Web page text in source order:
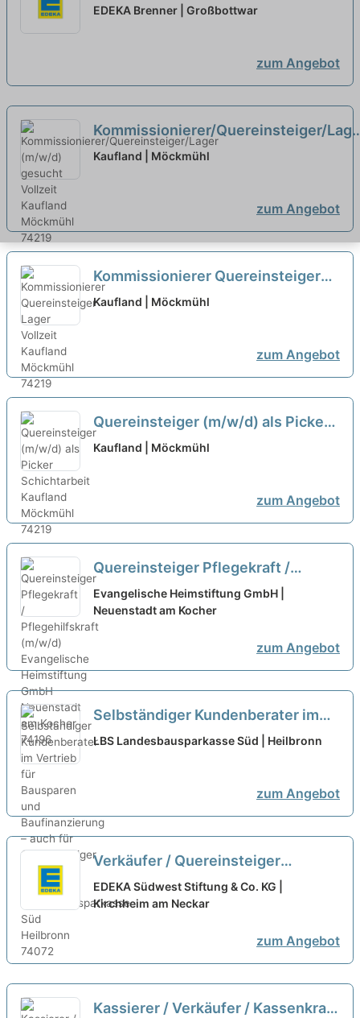
Bedientheke / Metzgerei (m/w/d)
EDEKA Brenner | Großbottwar
zum Angebot
Kommissionierer/Quereinsteiger/
(m/w/d) gesucht Vollzeit
Kaufland | Möckmühl
zum Angebot
Kommissionierer Quereinsteiger
Lager Vollzeit neu
Kaufland | Möckmühl
zum Angebot
Quereinsteiger (m/w/d) als Picker
Schichtarbeit neu
Kaufland | Möckmühl
zum Angebot
Quereinsteiger Pflegekraft /
Pflegehilfskraft (m/w/d) neu
Evangelische Heimstiftung GmbH |
Neuenstadt am Kocher
zum Angebot
Selbständiger Kundenberater im
Vertrieb für Bausparen und
LBS Landesbausparkasse Süd | Heilbronn
zum Angebot
Verkäufer / Quereinsteiger
Frischetheke (m/w/d) neu
EDEKA Südwest Stiftung & Co. KG |
Kirchheim am Neckar
zum Angebot
Kassierer / Verkäufer / Kassenkraft